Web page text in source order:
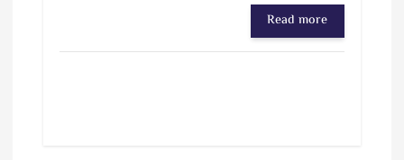
ر
ي
Read more